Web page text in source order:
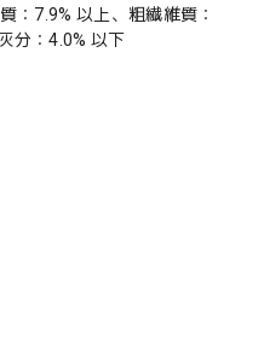
：7.9% 以上、粗繊維質：
分：4.0% 以下